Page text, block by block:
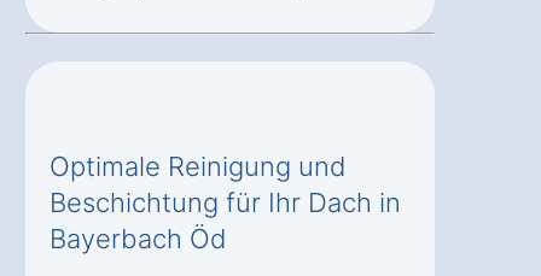
Optimale Reinigung und
Beschichtung für Ihr Dach in
Bayerbach Öd